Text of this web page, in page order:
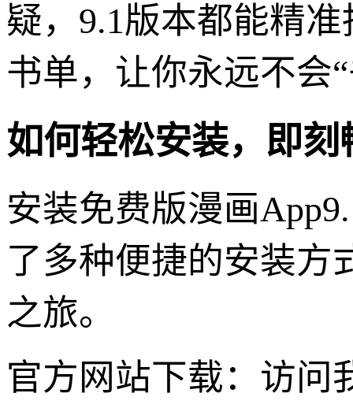
疑，9.1版本都能精
书单，让你永远不会
如何轻松安装，即刻
安装免费版漫画
了多种便捷的安装方
之旅。
官方网站下载：访问